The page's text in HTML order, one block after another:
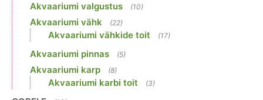
Akvaariumi valgustus (10)
Akvaariumi vähk (22)
Akvaariumi vähkide toit (17)
Akvaariumi pinnas (5)
Akvaariumi karp (8)
Akvaariumi karbi toit (3)